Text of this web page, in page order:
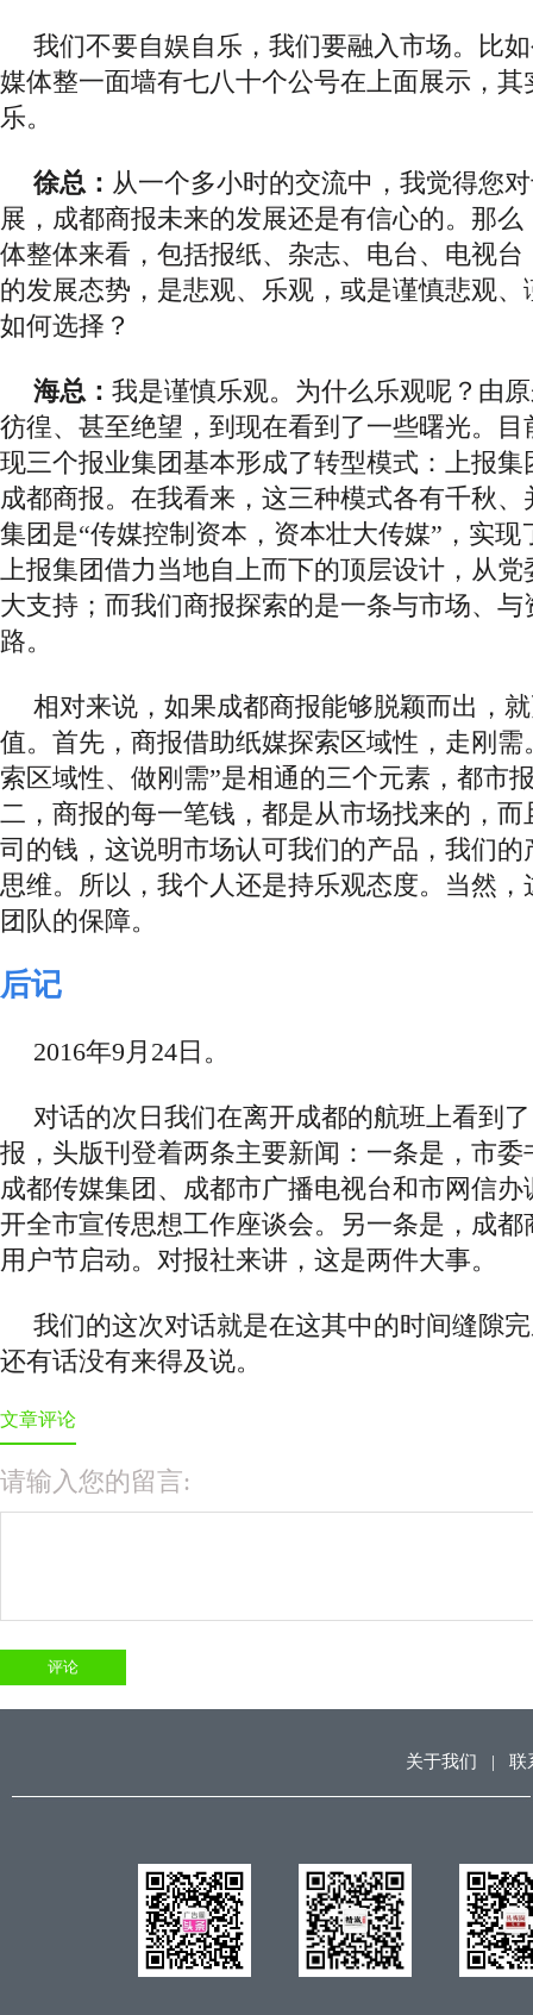
我们不要自娱自乐，我们要融入市场。比
媒体整一面墙有七八十个公号在上面展示，其
乐。
徐总： 从一个多小时的交流中，我觉得您
展，成都商报未来的发展还是有信心的。那
体整体来看，包括报纸、杂志、电台、电视台
的发展态势，是悲观、乐观，或是谨慎悲观
如何选择？
海总： 我是谨慎乐观。 为什么乐观呢？由
彷徨、甚至绝望，到现在看到了一些曙光。目
现三个报业集团基本形成了转型模式：上报集
成都商报。 在我看来，这三种模式各有千秋、
集团是“传媒控制资本，资本壮大传媒”，实
上报集团借力当地自上而下的顶层设计，从党
大支持；而我们商报探索的是一条与市场、与
路。
相对来说，如果成都商报能够脱颖而出，
值。首先，商报借助纸媒探索区域性，走刚需
索区域性、做刚需”是相通的三个元素，都市
二，商报的每一笔钱，都是从市场找来的，而
司的钱，这说明市场认可我们的产品，我们的
思维。所以，我个人还是持乐观态度。当然，
团队的保障。
后记
2016年9月24日。
对话的次日我们在离开成都的航班上看到
报，头版刊登着两条主要新闻：一条是，市委
成都传媒集团、成都市广播电视台和市网信
开全市宣传思想工作座谈会。另一条是，成都
用户节启动。对报社来讲，这是两件大事。
我们的这次对话就是在这其中的时间缝隙
还有话没有来得及说。
文章评论
请输入您的留言:
关于我们 | 联